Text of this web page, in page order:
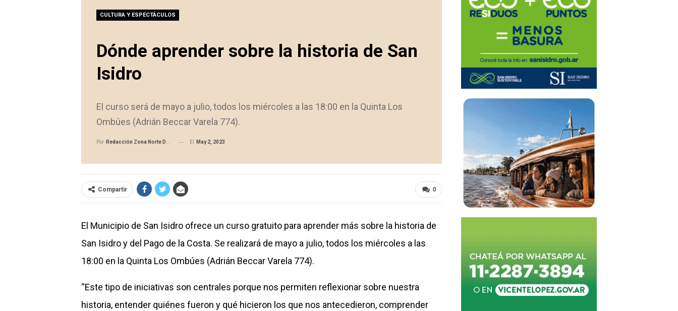
CULTURA Y ESPECTÁCULOS
Dónde aprender sobre la historia de San
Isidro
El curso será de mayo a julio, todos los miércoles a las 18:00 en la Quinta Los
Ombúes (Adrián Beccar Varela 774).
Por Redacción Zona Norte Daily El May 2, 2023
0
Compartir
El Municipio de San Isidro ofrece un curso gratuito para aprender más sobre la historia de
San Isidro y del Pago de la Costa. Se realizará de mayo a julio, todos los miércoles a las
18:00 en la Quinta Los Ombúes (Adrián Beccar Varela 774).
“Este tipo de iniciativas son centrales porque nos permiten reflexionar sobre nuestra
historia, entender quiénes fueron y qué hicieron los que nos antecedieron, comprender